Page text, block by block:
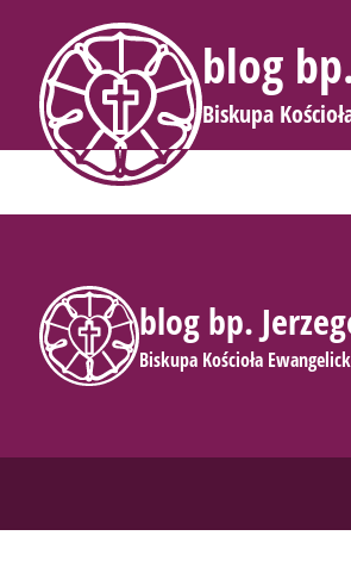
blog
Biskupa
blog bp.
Biskupa Kościoła